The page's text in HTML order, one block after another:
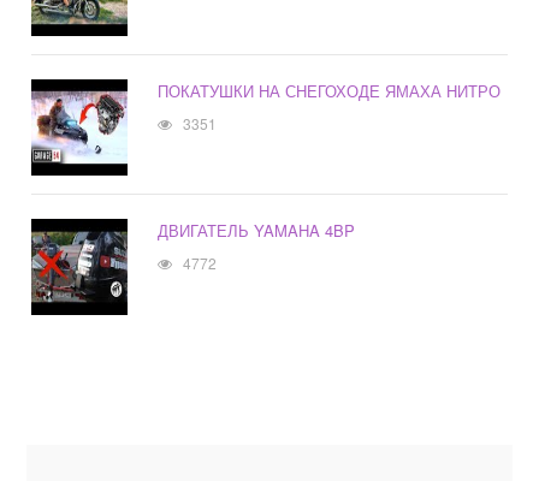
ПОКАТУШКИ НА СНЕГОХОДЕ ЯМАХА НИТРО
3351
ДВИГАТЕЛЬ YAMAHA 4BP
4772